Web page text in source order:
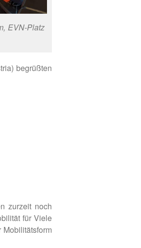
EVN-Platz
begrüßten
zurzeit noch
für Viele